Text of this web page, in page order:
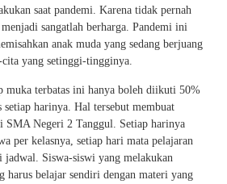
saat pandemi. Karena tidak pernah
sangatlah berharga. Pandemi ini
anak muda yang sedang berjuang
yang setinggi-tingginya.
muka terbatas ini hanya boleh diikuti 50%
harinya. Hal tersebut membuat
SMA Negeri 2 Tanggul. Setiap harinya
per kelasnya, setiap hari mata pelajaran
jadwal. Siswa-siswi yang melakukan
harus belajar sendiri dengan materi yang